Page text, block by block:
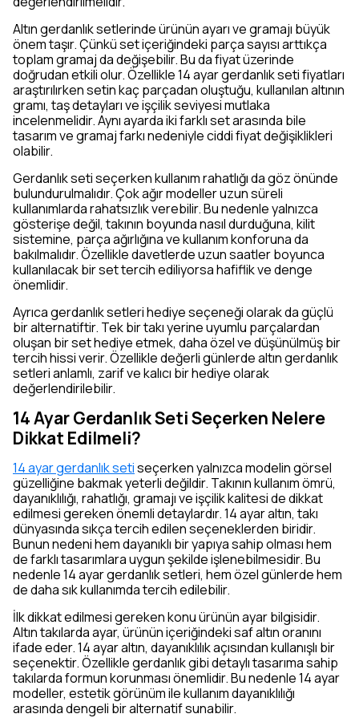
Altın gerdanlık setlerinde ürünün ayarı ve gramajı büyük
önem taşır. Çünkü set içeriğindeki parça sayısı arttıkça
toplam gramaj da değişebilir. Bu da fiyat üzerinde
doğrudan etkili olur. Özellikle 14 ayar gerdanlık seti fiyatları
araştırılırken setin kaç parçadan oluştuğu, kullanılan altının
gramı, taş detayları ve işçilik seviyesi mutlaka
incelenmelidir. Aynı ayarda iki farklı set arasında bile
tasarım ve gramaj farkı nedeniyle ciddi fiyat değişiklikleri
olabilir.
Gerdanlık seti seçerken kullanım rahatlığı da göz önünde
bulundurulmalıdır. Çok ağır modeller uzun süreli
kullanımlarda rahatsızlık verebilir. Bu nedenle yalnızca
gösterişe değil, takının boyunda nasıl durduğuna, kilit
sistemine, parça ağırlığına ve kullanım konforuna da
bakılmalıdır. Özellikle davetlerde uzun saatler boyunca
kullanılacak bir set tercih ediliyorsa hafiflik ve denge
önemlidir.
Ayrıca gerdanlık setleri hediye seçeneği olarak da güçlü
bir alternatiftir. Tek bir takı yerine uyumlu parçalardan
oluşan bir set hediye etmek, daha özel ve düşünülmüş bir
tercih hissi verir. Özellikle değerli günlerde altın gerdanlık
setleri anlamlı, zarif ve kalıcı bir hediye olarak
değerlendirilebilir.
14 Ayar Gerdanlık Seti Seçerken Nelere
Dikkat Edilmeli?
14 ayar gerdanlık setiseçerken yalnızca modelin görsel
güzelliğine bakmak yeterli değildir. Takının kullanım ömrü,
dayanıklılığı, rahatlığı, gramajı ve işçilik kalitesi de dikkat
edilmesi gereken önemli detaylardır. 14 ayar altın, takı
dünyasında sıkça tercih edilen seçeneklerden biridir.
Bunun nedeni hem dayanıklı bir yapıya sahip olması hem
de farklı tasarımlara uygun şekilde işlenebilmesidir. Bu
nedenle 14 ayar gerdanlık setleri, hem özel günlerde hem
de daha sık kullanımda tercih edilebilir.
İlk dikkat edilmesi gereken konu ürünün ayar bilgisidir.
Altın takılarda ayar, ürünün içeriğindeki saf altın oranını
ifade eder. 14 ayar altın, dayanıklılık açısından kullanışlı bir
seçenektir. Özellikle gerdanlık gibi detaylı tasarıma sahip
takılarda formun korunması önemlidir. Bu nedenle 14 ayar
modeller, estetik görünüm ile kullanım dayanıklılığı
arasında dengeli bir alternatif sunabilir.